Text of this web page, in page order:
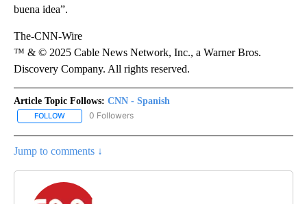
buena idea”.
The-CNN-Wire
™ & © 2025 Cable News Network, Inc., a Warner Bros.
Discovery Company. All rights reserved.
Article Topic Follows: CNN - Spanish
FOLLOW FOLLOW "CNN - SPANISH" TO RECEIVE NOTIFICATIONS ABOUT
0 Followers
Jump to comments ↓